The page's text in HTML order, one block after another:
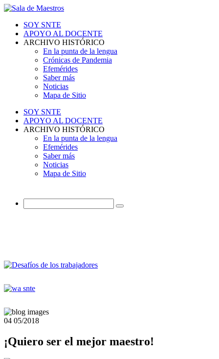
SOY SNTE
APOYO AL DOCENTE
ARCHIVO HISTÓRICO
En la punta de la lengua
Crónicas de Pandemia
Efemérides
Saber más
Noticias
Mapa de Sitio
SOY SNTE
APOYO AL DOCENTE
ARCHIVO HISTÓRICO
En la punta de la lengua
Efemérides
Saber más
Noticias
Mapa de Sitio
04 05/2018
¡Quiero ser el mejor maestro!